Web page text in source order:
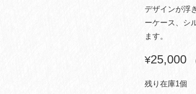
デザインが浮
ーケース、シ
ます。
¥25,000
残り在庫1個